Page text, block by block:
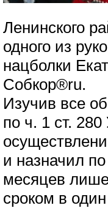
Ленинского
одного из
нацболки
Собкор®ru.
Изучив все
по ч. 1 ст.
и назначил
месяцев
сроком в